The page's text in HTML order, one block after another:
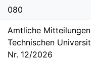
080
Amtliche Mitteilungen
Technischen
Nr. 12/2026